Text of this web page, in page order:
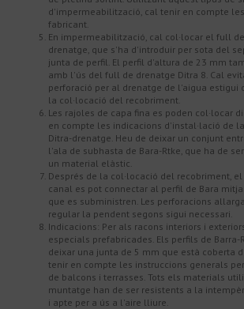
d'impermeabilització, cal tenir en compte
fabricant.
En impermeabilització, cal col·locar el full
drenatge, que s'ha d'introduir per sota del
junta de perfil. El perfil d'altura de 23 mm
amb l'ús del full de drenatge Ditra 8. Cal
perforació per al drenatge de l'aigua estigui
la col·locació del recobriment.
Les rajoles de capa fina es poden col·locar
en compte les indicacions d'instal·lació de
Ditra-drenatge. Heu de deixar un conjunt
l'ala de subhasta de Bara-Rtke, que ha de
un material elàstic.
Després de la col·locació del recobriment,
canal es pot connectar al perfil de Bara
que es subministren. Les perforacions
regular la pendent segons sigui necessari.
Indicacions: Per als racons interiors i
especials prefabricades. Els perfils de Barra-
deixar una junta de 5 mm que està coberta
tenir en compte les instruccions generals
de balcons i terrasses. Tots els materials
muntatge han de ser resistents a la
i apte per a ús a l'aire lliure.